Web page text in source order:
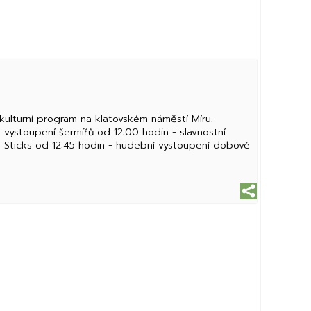
program na klatovském náměstí Míru.
šermířů od 12:00 hodin - slavnostní
Sticks od 12:45 hodin - hudební vystoupení dobové